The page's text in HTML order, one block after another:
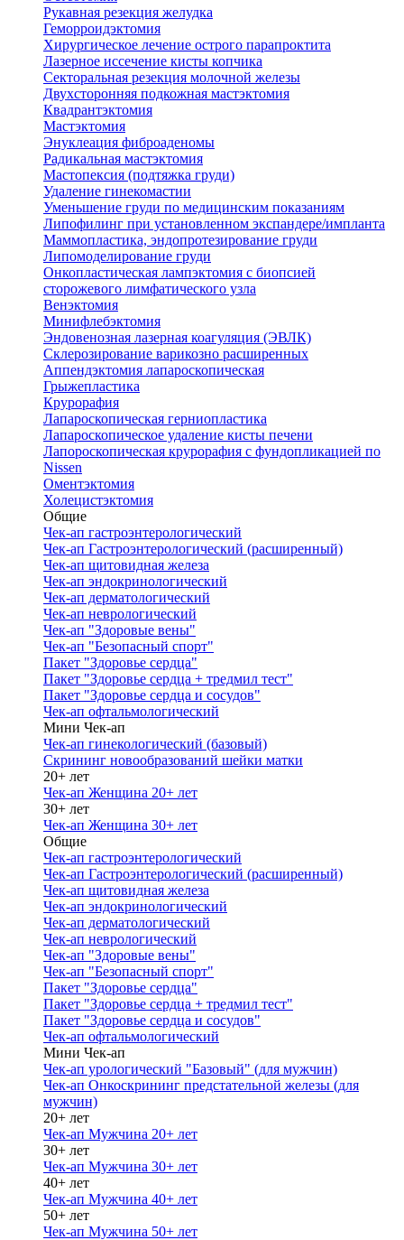
Рукавная резекция желудка
Геморроидэктомия
Хирургическое лечение острого парапроктита
Лазерное иссечение кисты копчика
Секторальная резекция молочной железы
Двухсторонняя подкожная мастэктомия
Квадрантэктомия
Мастэктомия
Энуклеация фиброаденомы
Радикальная мастэктомия
Мастопексия (подтяжка груди)
Удаление гинекомастии
Уменьшение груди по медицинским показаниям
Липофилинг при установленном экспандере/импланта
Маммопластика, эндопротезирование груди
Липомоделирование груди
Онкопластическая лампэктомия с биопсией
сторожевого лимфатического узла
Венэктомия
Минифлебэктомия
Эндовенозная лазерная коагуляция (ЭВЛК)
Склерозирование варикозно расширенных
Аппендэктомия лапароскопическая
Грыжепластика
Крурорафия
Лапароскопическая герниопластика
Лапароскопическое удаление кисты печени
Лапороскопическая крурорафия с фундопликацией по
Nissen
Оментэктомия
Холецистэктомия
Общие
Чек-ап гастроэнтерологический
Чек-ап Гастроэнтерологический (расширенный)
Чек-ап щитовидная железа
Чек-ап эндокринологический
Чек-ап дерматологический
Чек-ап неврологический
Чек-ап "Здоровые вены"
Чек-ап "Безопасный спорт"
Пакет "Здоровье сердца"
Пакет "Здоровье сердца + тредмил тест"
Пакет "Здоровье сердца и сосудов"
Чек-ап офтальмологический
Мини Чек-ап
Чек-ап гинекологический (базовый)
Скрининг новообразований шейки матки
20+ лет
Чек-ап Женщина 20+ лет
30+ лет
Чек-ап Женщина 30+ лет
Общие
Чек-ап гастроэнтерологический
Чек-ап Гастроэнтерологический (расширенный)
Чек-ап щитовидная железа
Чек-ап эндокринологический
Чек-ап дерматологический
Чек-ап неврологический
Чек-ап "Здоровые вены"
Чек-ап "Безопасный спорт"
Пакет "Здоровье сердца"
Пакет "Здоровье сердца + тредмил тест"
Пакет "Здоровье сердца и сосудов"
Чек-ап офтальмологический
Мини Чек-ап
Чек-ап урологический "Базовый" (для мужчин)
Чек-ап Онкоскрининг предстательной железы (для
мужчин)
20+ лет
Чек-ап Мужчина 20+ лет
30+ лет
Чек-ап Мужчина 30+ лет
40+ лет
Чек-ап Мужчина 40+ лет
50+ лет
Чек-ап Мужчина 50+ лет